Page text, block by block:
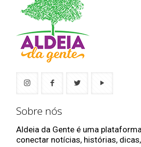
Sobre nós
Aldeia da Gente é uma
conectar notícias, histórias,